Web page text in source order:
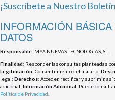
¡Suscríbete a Nuestro
INFORMACIÓN
DATOS
Responsable: MYA NUEVAS TECNOLOGIAS, S.L.
Finalidad: Responder las consultas planteadas
Legitimación: Consentimiento del usuario;
legal; Derechos: Acceder, rectificar y suprimir, así
adicional; Información Adicional: Puede
Política de Privacidad